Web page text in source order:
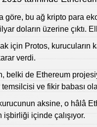
göre, bu ağ kripto para
doların üzerine çıktı.
için Protos, kurucuların
verdi.
belki de Ethereum
ve fikir babası
aksine, o hâlâ
işbirliği içinde çalışıyor.